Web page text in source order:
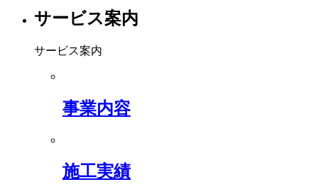
サービス案内
サービス案内
事業内容
施工実績